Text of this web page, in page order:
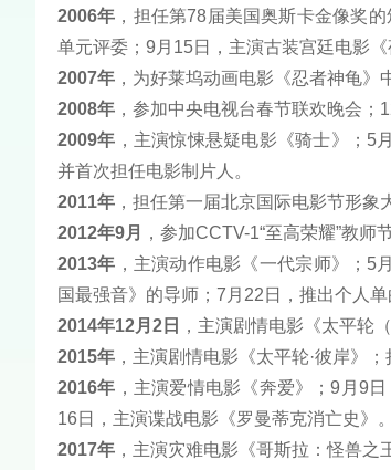
2006年 ，担任第78届美国奥斯卡金像奖
单元评委；9月15日，主演古装宫廷电影《
2007年 ，为好莱坞动画电影《忍者神龟》
2008年 ，参加中央电视台春节联欢晚会；
2009年 ，主演惊悚悬疑电影《骑士》；5
并首次担任电影制片人。
2011年 ，担任第一届北京国际电影节形象
2012年9月
，参加CCTV-1“至高荣耀”教
2013年 ，主演动作电影《一代宗师》；5
国最强音》的导师；7月22日，推出个人
2014年12月2日
，主演剧情电影《太平轮
2015年 ，主演剧情电影《太平轮·彼岸》
2016年 ，主演爱情电影《奔爱》；9月9
16日，主演谍战电影《罗曼蒂克消亡史》。
2017年 ，主演灾难电影《哥斯拉：怪兽